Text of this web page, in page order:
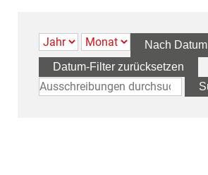
Nach
Datum-Filter zurücksetzen